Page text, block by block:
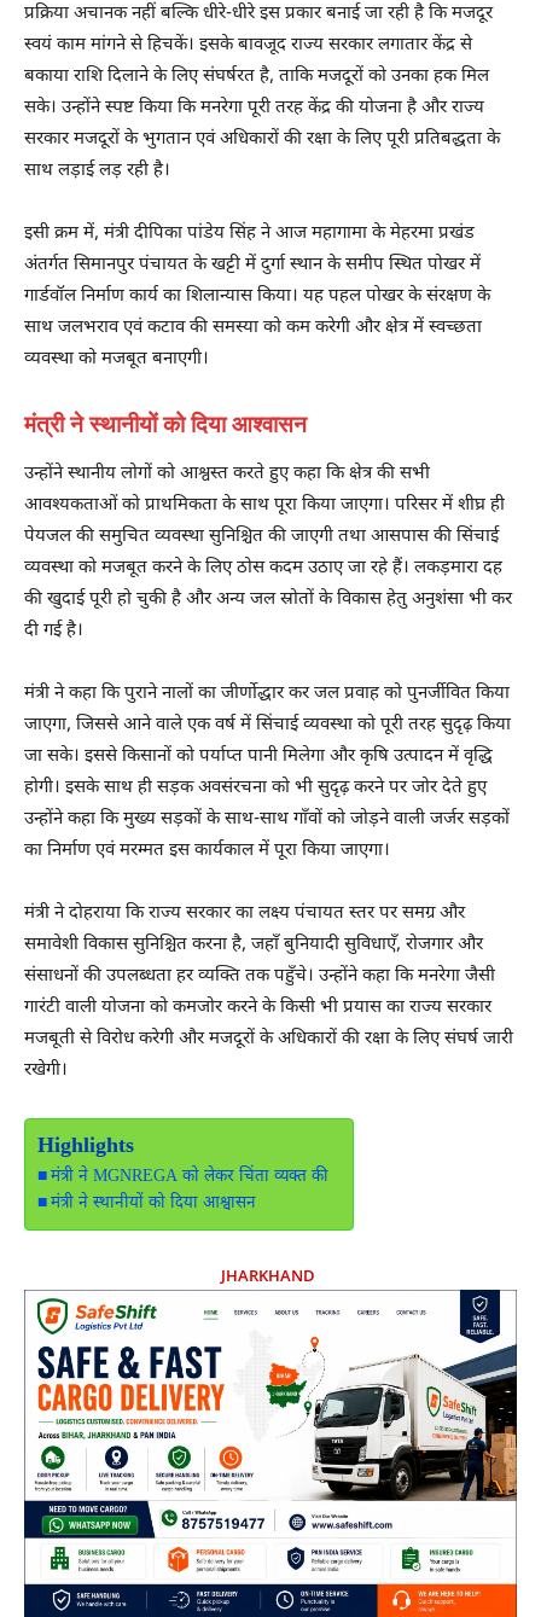
प्रक्रिया अचानक नहीं बल्कि धीरे-धीरे इस प्रकार बनाई जा रही है कि मजदूर
स्वयं काम मांगने से हिचकें। इसके बावजूद राज्य सरकार लगातार केंद्र से
बकाया राशि दिलाने के लिए संघर्षरत है, ताकि मजदूरों को उनका हक मिल
सके। उन्होंने स्पष्ट किया कि मनरेगा पूरी तरह केंद्र की योजना है और राज्य
सरकार मजदूरों के भुगतान एवं अधिकारों की रक्षा के लिए पूरी प्रतिबद्धता के
साथ लड़ाई लड़ रही है।
इसी क्रम में, मंत्री दीपिका पांडेय सिंह ने आज महागामा के मेहरमा प्रखंड
अंतर्गत सिमानपुर पंचायत के खट्टी में दुर्गा स्थान के समीप स्थित पोखर में
गार्डवॉल निर्माण कार्य का शिलान्यास किया। यह पहल पोखर के संरक्षण के
साथ जलभराव एवं कटाव की समस्या को कम करेगी और क्षेत्र में स्वच्छता
व्यवस्था को मजबूत बनाएगी।
मंत्री ने स्थानीयों को दिया आश्वासन
उन्होंने स्थानीय लोगों को आश्वस्त करते हुए कहा कि क्षेत्र की सभी
आवश्यकताओं को प्राथमिकता के साथ पूरा किया जाएगा। परिसर में शीघ्र ही
पेयजल की समुचित व्यवस्था सुनिश्चित की जाएगी तथा आसपास की सिंचाई
व्यवस्था को मजबूत करने के लिए ठोस कदम उठाए जा रहे हैं। लकड़मारा दह
की खुदाई पूरी हो चुकी है और अन्य जल स्रोतों के विकास हेतु अनुशंसा भी कर
दी गई है।
मंत्री ने कहा कि पुराने नालों का जीर्णोद्धार कर जल प्रवाह को पुनर्जीवित किया
जाएगा, जिससे आने वाले एक वर्ष में सिंचाई व्यवस्था को पूरी तरह सुदृढ़ किया
जा सके। इससे किसानों को पर्याप्त पानी मिलेगा और कृषि उत्पादन में वृद्धि
होगी। इसके साथ ही सड़क अवसंरचना को भी सुदृढ़ करने पर जोर देते हुए
उन्होंने कहा कि मुख्य सड़कों के साथ-साथ गाँवों को जोड़ने वाली जर्जर सड़कों
का निर्माण एवं मरम्मत इस कार्यकाल में पूरा किया जाएगा।
मंत्री ने दोहराया कि राज्य सरकार का लक्ष्य पंचायत स्तर पर समग्र और
समावेशी विकास सुनिश्चित करना है, जहाँ बुनियादी सुविधाएँ, रोजगार और
संसाधनों की उपलब्धता हर व्यक्ति तक पहुँचे। उन्होंने कहा कि मनरेगा जैसी
गारंटी वाली योजना को कमजोर करने के किसी भी प्रयास का राज्य सरकार
मजबूती से विरोध करेगी और मजदूरों के अधिकारों की रक्षा के लिए संघर्ष जारी
रखेगी।
Highlights
मंत्री ने MGNREGA को लेकर चिंता व्यक्त की
मंत्री ने स्थानीयों को दिया आश्वासन
JHARKHAND